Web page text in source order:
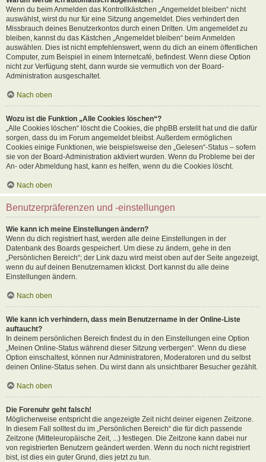
Wenn du beim Anmelden das Kontrollkästchen „Angemeldet bleiben“ nicht
auswählst, wirst du nur für eine Sitzung angemeldet. Dies verhindert den
Missbrauch deines Benutzerkontos durch einen Dritten. Um angemeldet zu
bleiben, kannst du das Kästchen „Angemeldet bleiben“ beim Anmelden
auswählen. Dies ist nicht empfehlenswert, wenn du dich an einem öffentlichen
Computer, zum Beispiel in einem Internetcafé, befindest. Wenn diese Option
nicht zur Verfügung steht, dann wurde sie vermutlich von der Board-
Administration ausgeschaltet.
Nach oben
Wozu ist die Funktion „Alle Cookies löschen“?
„Alle Cookies löschen“ löscht die Cookies, die phpBB erstellt hat und die dafür
sorgen, dass du im Forum angemeldet bleibst. Außerdem ermöglichen
Cookies einige Funktionen, wie beispielsweise den „Gelesen“-Status – sofern
sie von der Board-Administration aktiviert wurden. Wenn du Probleme bei der
An- oder Abmeldung hast, kann es helfen, wenn du die Cookies löscht.
Nach oben
Benutzerpräferenzen und -einstellungen
Wie kann ich meine Einstellungen ändern?
Wenn du dich registriert hast, werden alle deine Einstellungen in der
Datenbank des Boards gespeichert. Um diese zu ändern, gehe in den
„Persönlichen Bereich“; der Link dazu wird meist oben auf der Seite angezeigt,
wenn du auf deinen Benutzernamen klickst. Dort kannst du alle deine
Einstellungen ändern.
Nach oben
Wie kann ich verhindern, dass mein Benutzername in der Online-Liste
auftaucht?
In deinem persönlichen Bereich findest du in den Einstellungen eine Option
„Meinen Online-Status während dieser Sitzung verbergen“. Wenn du diese
Option einschaltest, können nur Administratoren, Moderatoren und du selbst
deinen Online-Status sehen. Du wirst dann als unsichtbarer Besucher gezählt.
Nach oben
Die Forenuhr geht falsch!
Möglicherweise entspricht die angezeigte Zeit nicht deiner eigenen Zeitzone.
In diesem Fall solltest du im „Persönlichen Bereich“ die für dich passende
Zeitzone (Mitteleuropäische Zeit, ...) festlegen. Die Zeitzone kann dabei nur
von registrierten Benutzern geändert werden. Wenn du noch nicht registriert
bist, ist dies ein guter Grund, dies jetzt zu tun.